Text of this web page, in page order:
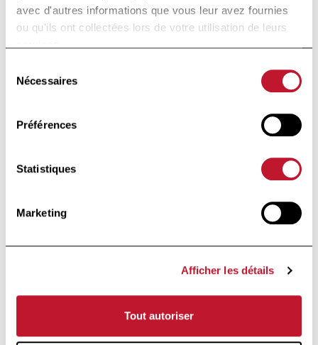
avec d'autres informations que vous leur avez fournies
ou qu'ils ont collectées lors de votre utilisation de leurs
Nécessaires
Préférences
Statistiques
Marketing
Afficher les détails
Tout autoriser
Clinical
Fellowship
Clinique
scientifiques
En cliquant sur "je m'inscris", vous acceptez notre
Politique de confidentialité
Footer
Fondation d’utilité publique
Avenue Huart Hamoir 48